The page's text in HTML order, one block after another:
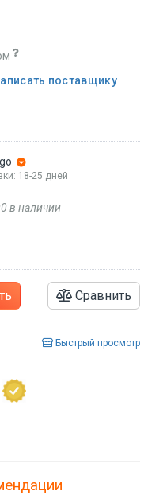
поставщику
18-25 дней
в наличии
Сравнить
Быстрый просмотр